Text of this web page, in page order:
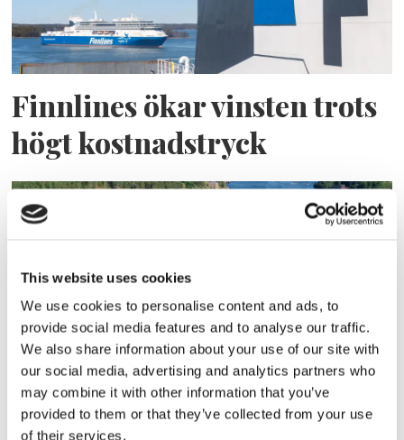
This website uses cookies
We use cookies to personalise content and ads, to
provide social media features and to analyse our traffic.
We also share information about your use of our site with
our social media, advertising and analytics partners who
may combine it with other information that you’ve
provided to them or that they’ve collected from your use
of their services.
Finnlines ökar vinsten trots
högt kostnadstryck
Tallink lyfter halvåret trots
pressade kostnader